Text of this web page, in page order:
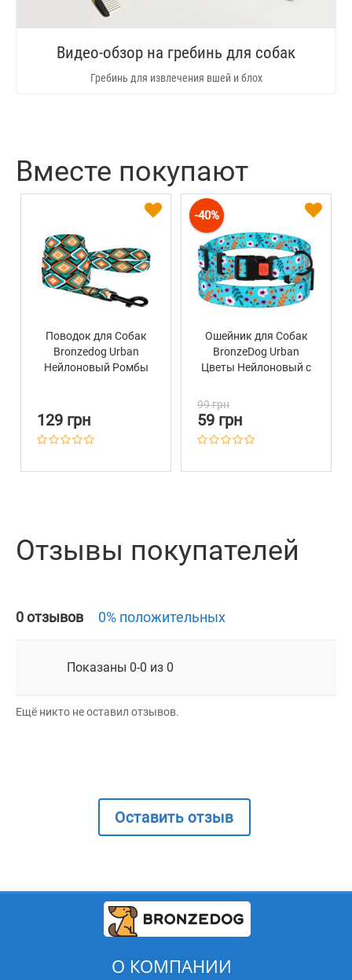
Видео-обзор на гребинь для собак
Гребинь для извлечения вшей и блох
Вместе покупают
Поводок для Собак
Bronzedog Urban
Нейлоновый Ромбы
129 грн
-40%
Ошейник для Собак
BronzeDog Urban
Цветы Нейлоновый c
99 грн
59 грн
Отзывы покупателей
0 отзывов 0% положительных
Показаны 0-0 из 0
Ещё никто не оставил отзывов.
Оставить отзыв
О КОМПАНИИ